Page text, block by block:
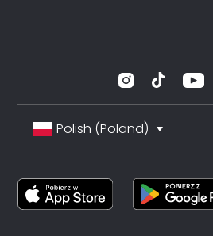
Polish (Poland)